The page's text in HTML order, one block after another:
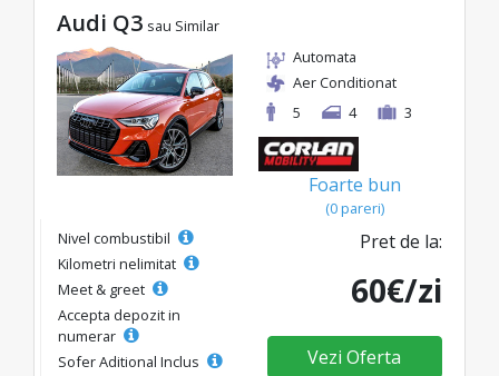
Audi Q3 sau Similar
Automata
Aer Conditionat
5
4 3
Foarte bun
(0 pareri)
Nivel combustibil
Kilometri nelimitat
Meet & greet
Accepta depozit in
numerar
Sofer Aditional Inclus
Pret de la:
60€/zi
Vezi Oferta